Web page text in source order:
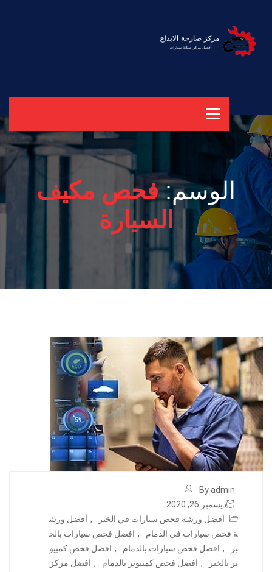
الوسم:فحص مكيف
السيارة
By admin
ديسمبر 26, 2020
أفضل ورشة فحص سيارات في الخبر
, أفضل ورش
ة فحص سيارات في الدمام
, افضل فحص سيارات بالخ
بر
, افضل فحص سيارات بالدمام , افضل فحص كمبيو
تر بالخبر
, افضل فحص كمبيوتر بالدمام , افضل مركز